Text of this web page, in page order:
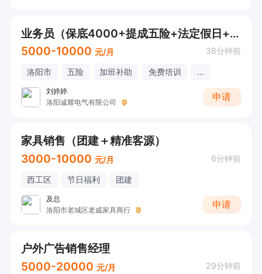
业务员（保底4000+提成五险+法定假日+周休一天半）
5000-10000 元/月 38分钟前
洛阳市 五险 加班补助 免费培训 ...
刘婷婷
洛阳诚耀电气有限公司
申请
家具销售（团建＋精准客源）
3000-10000 元/月 6分钟前
西工区 节日福利 团建
及总
洛阳市老城区老戚家具商行
申请
户外广告销售经理
5000-20000 元/月 29分钟前